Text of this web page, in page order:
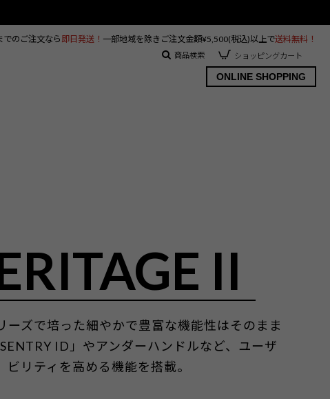
ONLINE SHOPPING
でのご注文なら即日発送！ 一部地域を除きご注文金額¥5,500(税込)以上で送料無料！
商品検索 ショッピングカート
II
ーズで培った細やかで豊富な機能性はそのまま
ID」やアンダーハンドルなど、ユーザ
ビリティを高める機能を搭載。